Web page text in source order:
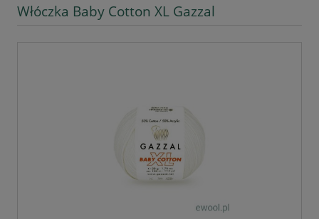
Włóczka Baby Cotton XL Gazzal